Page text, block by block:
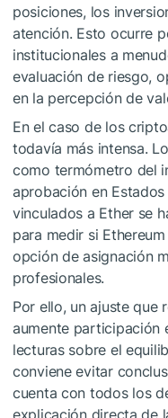
posiciones, los
atención. Esto ocurre
institucionales a
evaluación de riesgo,
en la percepción de
En el caso de los
todavía más intensa.
como termómetro del
aprobación en
vinculados a Ether se
para medir si
opción de asignación
profesionales.
Por ello, un ajuste que
aumente participación
lecturas sobre el
conviene evitar
cuenta con todos los
explicación directa de